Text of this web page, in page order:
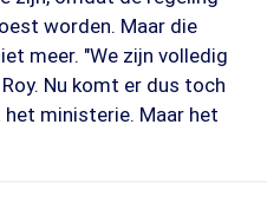
worden. Maar die
meer. "We zijn volledig
Nu komt er dus toch
het ministerie. Maar het